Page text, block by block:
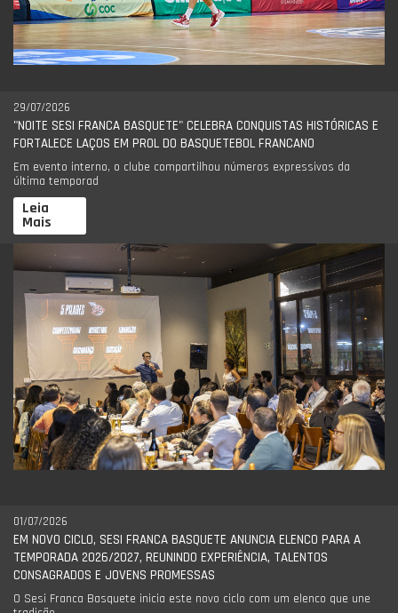
29/07/2026
"NOITE SESI FRANCA BASQUETE" CELEBRA CONQUISTAS HISTÓRICAS E
FORTALECE LAÇOS EM PROL DO BASQUETEBOL FRANCANO
Em evento interno, o clube compartilhou números expressivos da
última temporad
Leia
Mais
01/07/2026
EM NOVO CICLO, SESI FRANCA BASQUETE ANUNCIA ELENCO PARA A
TEMPORADA 2026/2027, REUNINDO EXPERIÊNCIA, TALENTOS
CONSAGRADOS E JOVENS PROMESSAS
O Sesi Franca Basquete inicia este novo ciclo com um elenco que une